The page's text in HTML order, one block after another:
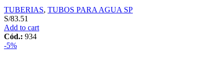
TUBERIAS, TUBOS PARA AGUA SP
S/83.51
Add to cart
Cód.: 934
-5%